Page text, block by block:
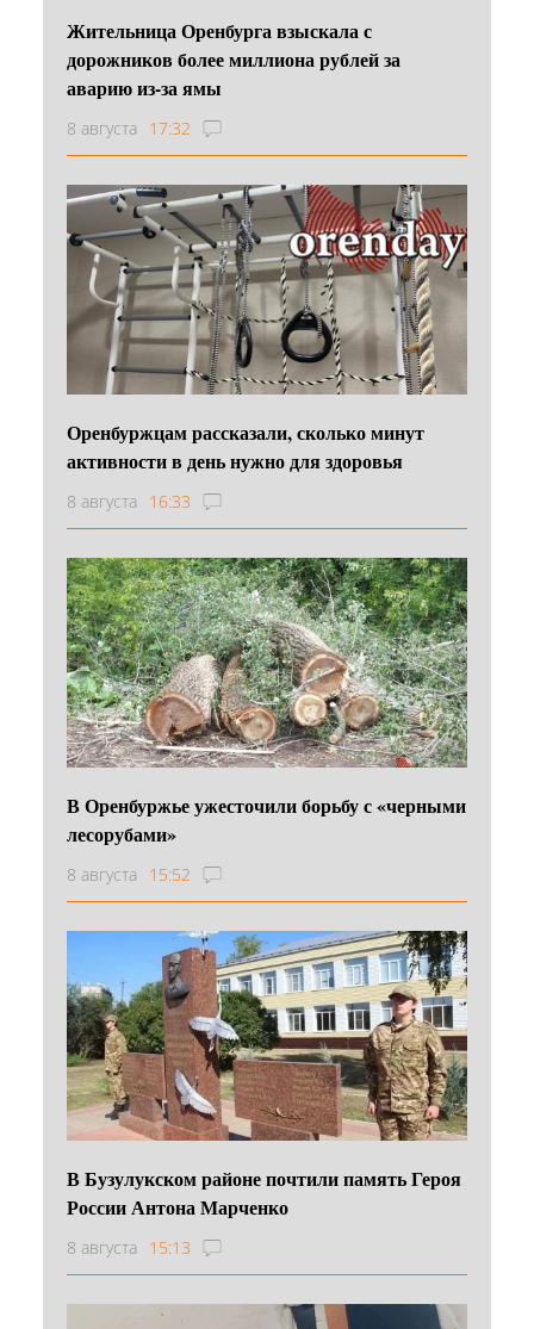
Жительница Оренбурга взыскала с
дорожников более миллиона рублей за
аварию из-за ямы
8 августа 17:32
Оренбуржцам рассказали, сколько минут
активности в день нужно для здоровья
8 августа 16:33
В Оренбуржье ужесточили борьбу с «черными
лесорубами»
8 августа 15:52
В Бузулукском районе почтили память Героя
России Антона Марченко
8 августа 15:13